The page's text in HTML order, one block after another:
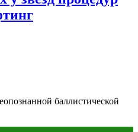
баллистической